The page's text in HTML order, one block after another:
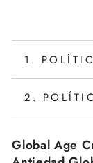
1.
2.
Global Age